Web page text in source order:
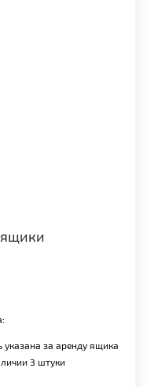
указана за аренду ящика
3 штуки